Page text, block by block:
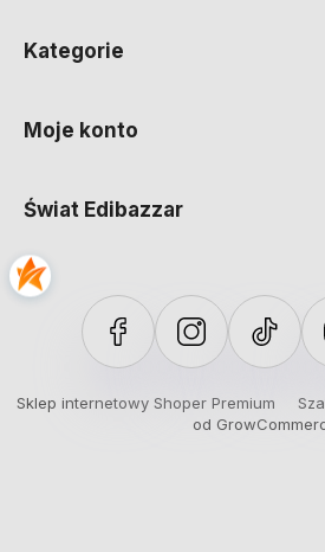
Kategorie
Moje konto
Świat Edibazzar
Sklep internetowy Shoper Premium
od